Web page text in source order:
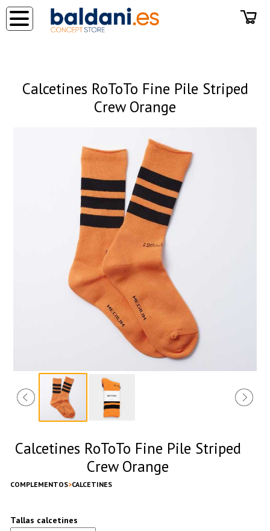
Calcetines RoToTo Fine Pile Striped
Crew Orange
Calcetines RoToTo Fine Pile Striped
Crew Orange
COMPLEMENTOS CALCETINES
Tallas calcetines